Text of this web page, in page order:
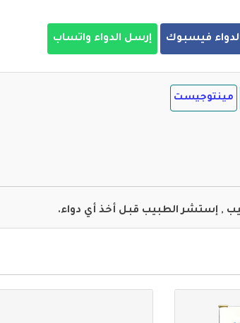
فيسبوك إرسل الدواء واتساب
مينتوجيست
, إستشر الطبيب قبل أخذ أي دواء.